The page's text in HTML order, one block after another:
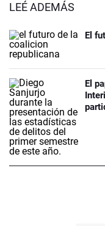
LEÉ ADEMÁS
El
El